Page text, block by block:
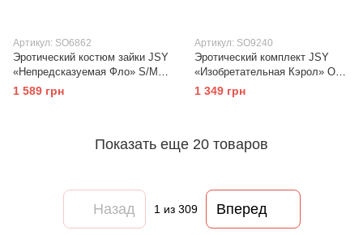
Артикул: SO6862
Эротический костюм зайки JSY
«Непредсказуемая Фло» S/M,
боди, чулки, ушки, бабочка,
браслеты
1 589 грн
Артикул: SO9240
Эротический комплект JSY
«Изобретательная Кэрол» One
Size, топ, гартеры, стринги
1 349 грн
Показать еще 20 товаров
Назад 1 из 309 Вперед